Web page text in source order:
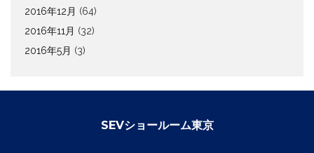
2016年12月 (64)
2016年11月 (32)
2016年5月 (3)
SEVショールーム東京